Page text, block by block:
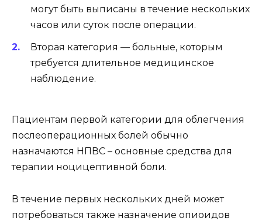
могут быть выписаны в течение нескольких
часов или суток после операции.
Вторая категория — больные, которым
требуется длительное медицинское
наблюдение.
Пациентам первой категории для облегчения
послеоперационных болей обычно
назначаются НПВС – основные средства для
терапии ноцицептивной боли.
В течение первых нескольких дней может
потребоваться также назначение опиоидов